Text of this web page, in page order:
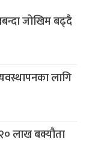
जोखिम बढ्दै
लागि
लाख बक्यौता